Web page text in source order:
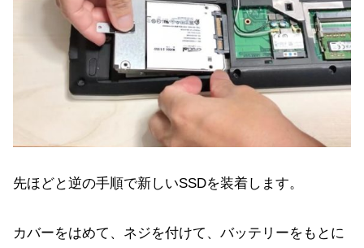
先ほどと逆の手順で新しいSSDを装着します。
カバーをはめて、ネジを付けて、バッテリーをもとに